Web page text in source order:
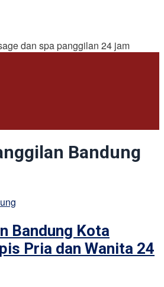
dan spa panggilan 24 jam
Bandung
Bandung Kota
Pria dan Wanita 24